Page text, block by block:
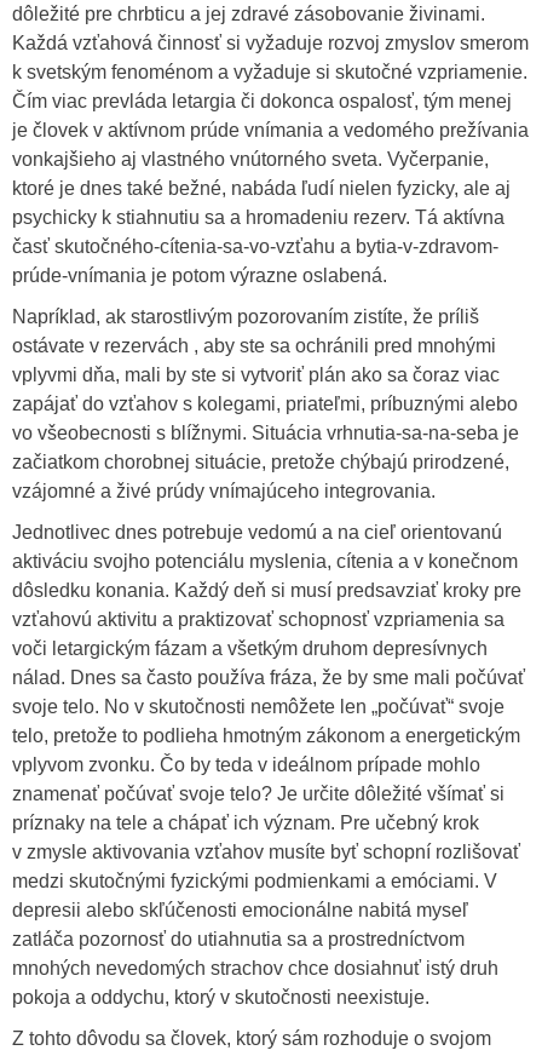
dôležité pre chrbticu a jej zdravé zásobovanie živinami.
Každá vzťahová činnosť si vyžaduje rozvoj zmyslov smerom
k svetským fenoménom a vyžaduje si skutočné vzpriamenie.
Čím viac prevláda letargia či dokonca ospalosť, tým menej
je človek v aktívnom prúde vnímania a vedomého prežívania
vonkajšieho aj vlastného vnútorného sveta. Vyčerpanie,
ktoré je dnes také bežné, nabáda ľudí nielen fyzicky, ale aj
psychicky k stiahnutiu sa a hromadeniu rezerv. Tá aktívna
časť skutočného-cítenia-sa-vo-vzťahu a bytia-v-zdravom-
prúde-vnímania je potom výrazne oslabená.
Napríklad, ak starostlivým pozorovaním zistíte, že príliš
ostávate v rezervách , aby ste sa ochránili pred mnohými
vplyvmi dňa, mali by ste si vytvoriť plán ako sa čoraz viac
zapájať do vzťahov s kolegami, priateľmi, príbuznými alebo
vo všeobecnosti s blížnymi. Situácia vrhnutia-sa-na-seba je
začiatkom chorobnej situácie, pretože chýbajú prirodzené,
vzájomné a živé prúdy vnímajúceho integrovania.
Jednotlivec dnes potrebuje vedomú a na cieľ orientovanú
aktiváciu svojho potenciálu myslenia, cítenia a v konečnom
dôsledku konania. Každý deň si musí predsavziať kroky pre
vzťahovú aktivitu a praktizovať schopnosť vzpriamenia sa
voči letargickým fázam a všetkým druhom depresívnych
nálad. Dnes sa často používa fráza, že by sme mali počúvať
svoje telo. No v skutočnosti nemôžete len „počúvať“ svoje
telo, pretože to podlieha hmotným zákonom a energetickým
vplyvom zvonku. Čo by teda v ideálnom prípade mohlo
znamenať počúvať svoje telo? Je určite dôležité všímať si
príznaky na tele a chápať ich význam. Pre učebný krok
v zmysle aktivovania vzťahov musíte byť schopní rozlišovať
medzi skutočnými fyzickými podmienkami a emóciami. V
depresii alebo skľúčenosti emocionálne nabitá myseľ
zatláča pozornosť do utiahnutia sa a prostredníctvom
mnohých nevedomých strachov chce dosiahnuť istý druh
pokoja a oddychu, ktorý v skutočnosti neexistuje.
Z tohto dôvodu sa človek, ktorý sám rozhoduje o svojom